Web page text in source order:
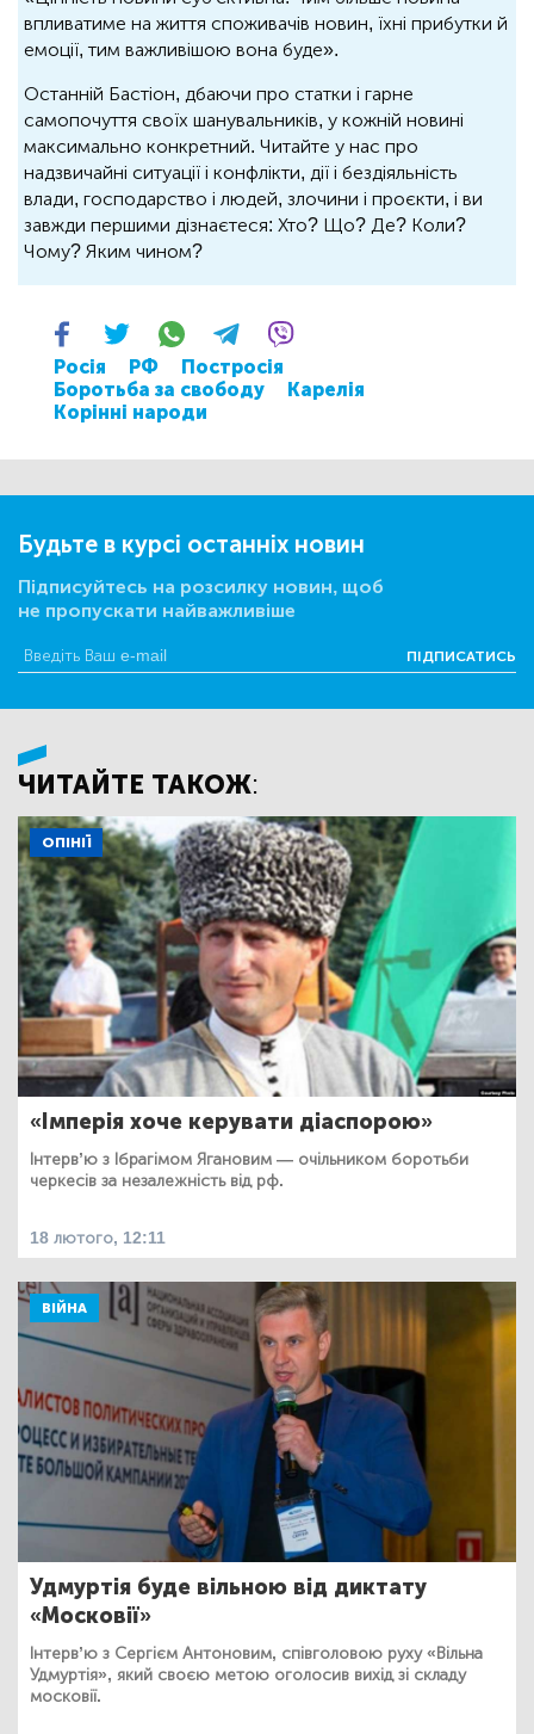
впливатиме на життя споживачів новин, їхні прибутки й
емоції, тим важливішою вона буде».
Останній Бастіон, дбаючи про статки і гарне
самопочуття своїх шанувальників, у кожній новині
максимально конкретний. Читайте у нас про
надзвичайні ситуації і конфлікти, дії і бездіяльність
влади, господарство і людей, злочини і проєкти, і ви
завжди першими дізнаєтеся: Хто? Що? Де? Коли?
Чому? Яким чином?
Росія РФ
Постросія
Боротьба за свободу
Карелія
Корінні народи
Будьте в курсі останніх новин
Підписуйтесь на розсилку новин, щоб
не пропускати найважливіше
ПІДПИСАТИСЬ
ЧИТАЙТЕ ТАКОЖ:
ОПІНІЇ
«Імперія хоче керувати діаспорою»
Інтерв’ю з Ібрагімом Ягановим — очільником боротьби
черкесів за незалежність від рф.
18 лютого, 12:11
ВІЙНА
Удмуртія буде вільною від диктату
«Московії»
Інтерв’ю з Сергієм Антоновим, співголовою руху «Вільна
Удмуртія», який своєю метою оголосив вихід зі складу
московії.